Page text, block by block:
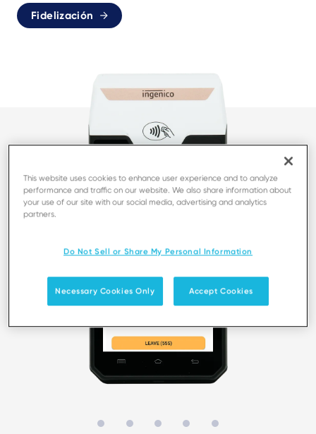
Fidelización
This website uses cookies to enhance user experience and to analyze
performance and traffic on our website. We also share information about
your use of our site with our social media, advertising and analytics
partners.
Do Not Sell or Share My Personal Information
Necessary Cookies Only Accept Cookies